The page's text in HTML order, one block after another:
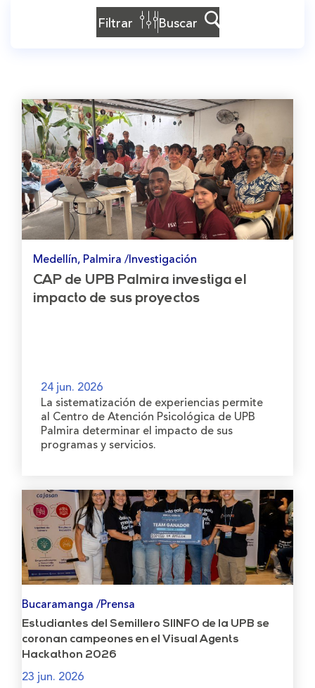
Filtrar Buscar
Medellín, Palmira /Investigación
CAP de UPB Palmira investiga el
impacto de sus proyectos
24 jun. 2026
La sistematización de experiencias permite
al Centro de Atención Psicológica de UPB
Palmira determinar el impacto de sus
programas y servicios.
Bucaramanga /Prensa
Estudiantes del Semillero SIINFO de la UPB se
coronan campeones en el Visual Agents
Hackathon 2026
23 jun. 2026